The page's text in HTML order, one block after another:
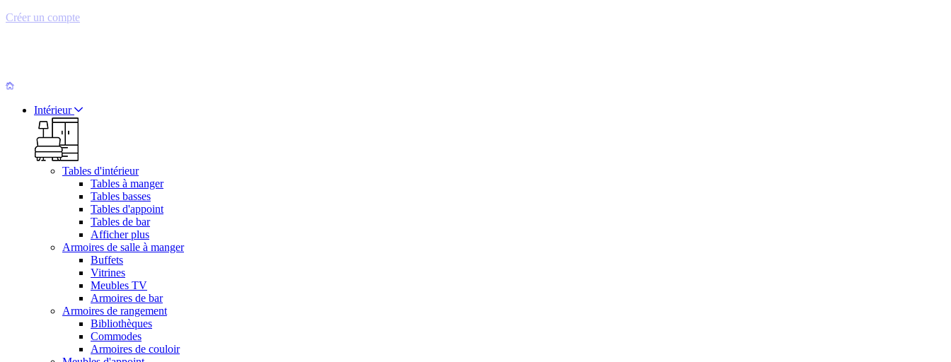
Créer un compte
Intérieur
Tables d'intérieur
Tables à manger
Tables basses
Tables d'appoint
Tables de bar
Afficher plus
Armoires de salle à manger
Buffets
Vitrines
Meubles TV
Armoires de bar
Armoires de rangement
Bibliothèques
Commodes
Armoires de couloir